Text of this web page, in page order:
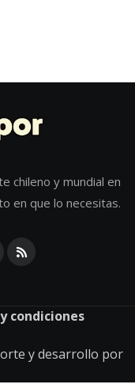
chileno y mundial en
en que lo necesitas.
condiciones
y desarrollo por